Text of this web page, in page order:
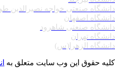
صنعتی خواجه نصیرالدین
اصفهان
صنعتی شاهرود
تهران
الزهرا(س)
حقوق این وب سایت متعلق به